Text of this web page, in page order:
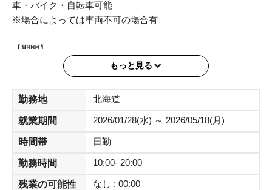
車・バイク・自転車可能
※場合によっては車両不可の場合有
【期間】
初回契約：入社日より1or2か月間
※延長の可能性のあるお仕事です！
★事前にWeb面談、オンライン研修有
★開始日は相談も可能です！
【時間】
10：00～20：00の間で実働8時間勤務
【シフト】
もっと見る
勤務地 北海道
就業期間 2026/01/28(水) ～ 2026/05/18(月)
時間帯 日勤
勤務時間 10:00- 20:00
残業の可能性 なし : 00:00